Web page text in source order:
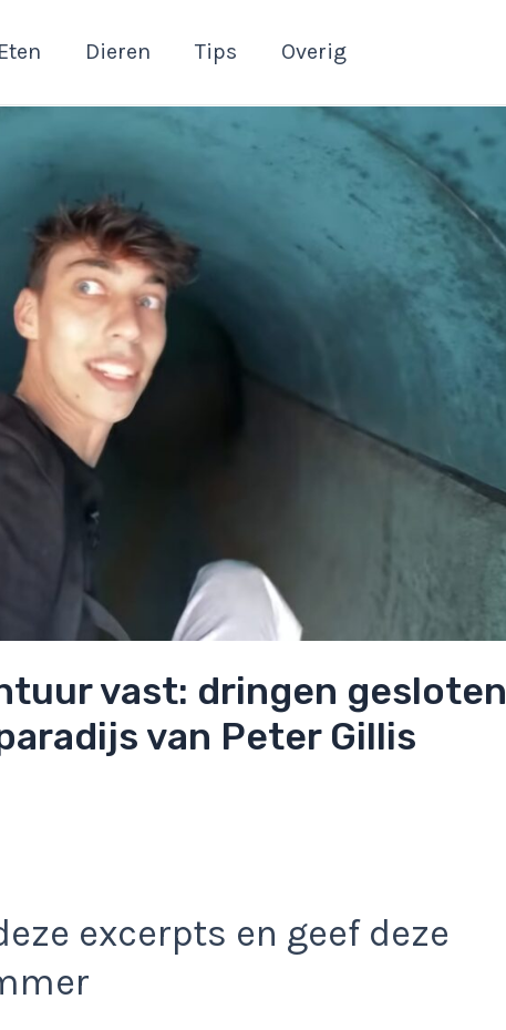
Eten Dieren Tips Overig
vast: dringen gesloten
van Peter Gillis
excerpts en geef deze